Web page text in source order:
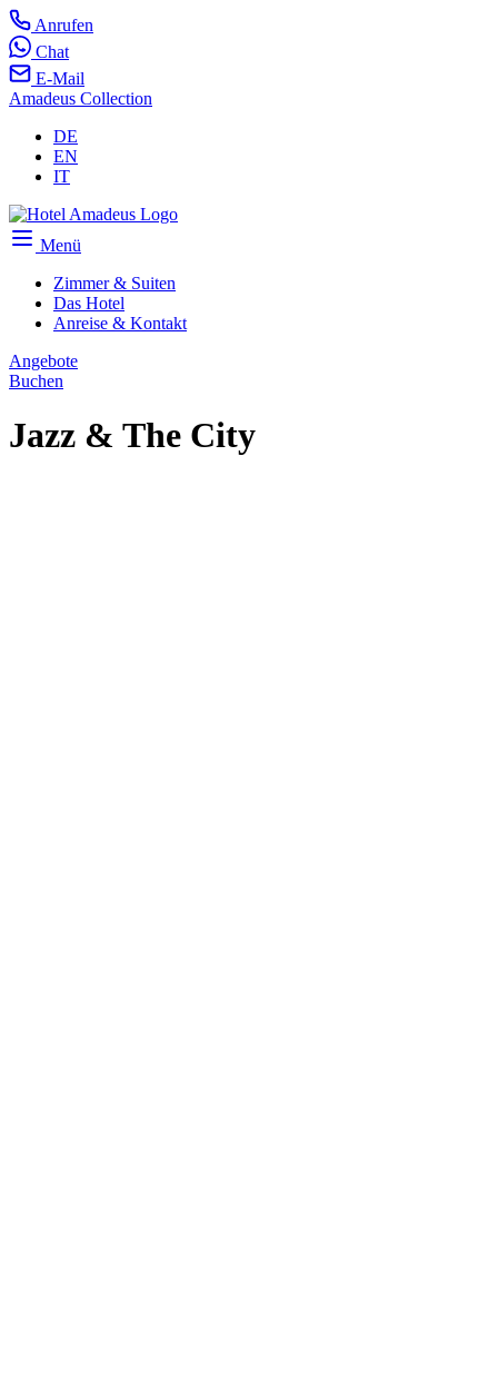
Anrufen
Chat
E-Mail
Amadeus Collection
DE
EN
IT
Menü
Zimmer & Suiten
Das Hotel
Anreise & Kontakt
Angebote
Buchen
Jazz & The City